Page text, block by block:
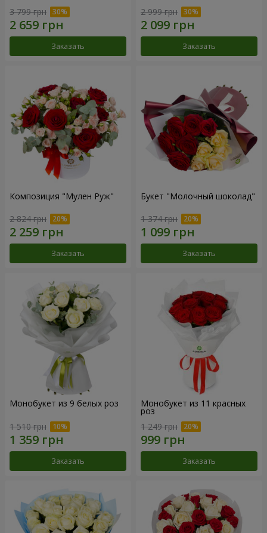
3 799 грн
Заказать
2 999 грн
Заказать
Композиция "Мулен Руж"
2 824 грн
Заказать
Букет "Молочный шоколад"
1 374 грн
Заказать
Монобукет из 9 белых роз
1 510 грн
Заказать
Монобукет из 11 красных
роз
1 249 грн
Заказать